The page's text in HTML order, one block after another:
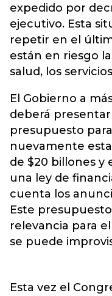
expedido por
ejecutivo. Esta
repetir en el
están en riesgo
salud, los
El Gobierno a
deberá
presupuesto para
nuevamente
de $20 billones y
una ley de
cuenta los
Este
relevancia para
se puede
Esta vez el